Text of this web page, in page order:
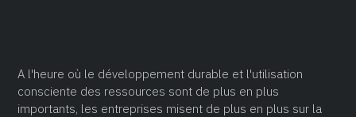
A l'heure où le développement durable et l'utilisation
consciente des ressources sont de plus en plus
importants, les entreprises misent de plus en plus sur la